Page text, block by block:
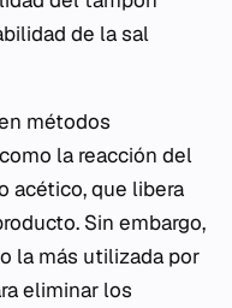
de la sal
métodos
la reacción del
acético, que libera
Sin embargo,
la más utilizada por
eliminar los